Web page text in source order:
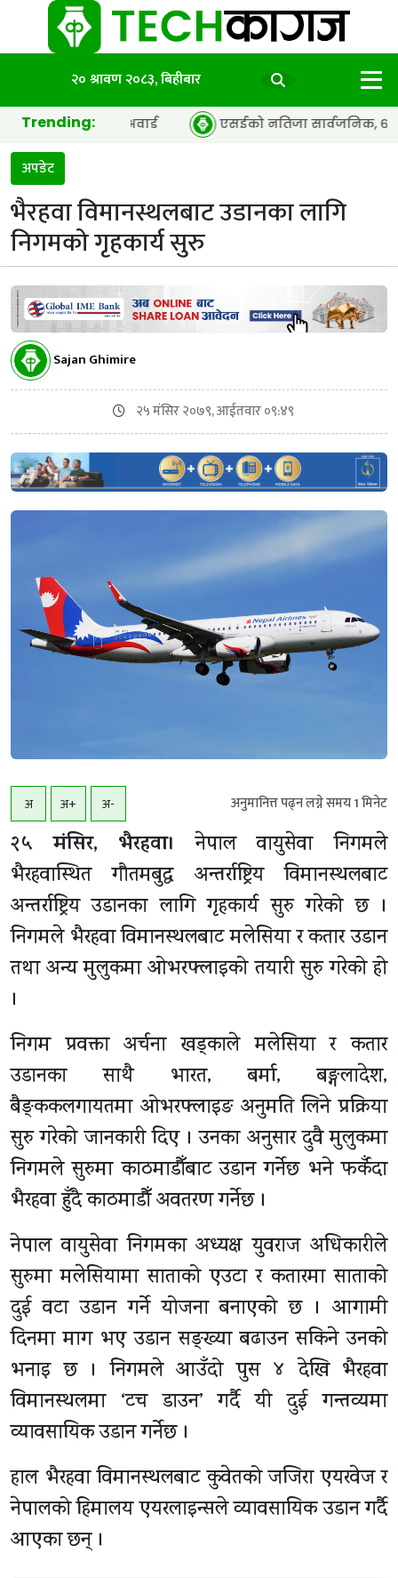
२० श्रावण २०८३, बिहीबार
Trending:
इयर’ अवार्ड एसईको नतिजा सार्वजनिक, ६५.९८ प्रतिशत
अपडेट
भैरहवा विमानस्थलबाट उडानका लागि
निगमको गृहकार्य सुरु
Sajan Ghimire
२५ मंसिर २०७९, आईतवार ०९:४९
अ अ+ अ- अनुमानित्त पढ्न लग्ने समय1मिनेट
२५ मंसिर, भैरहवा। नेपाल वायुसेवा निगमले
भैरहवास्थित गौतमबुद्ध अन्तर्राष्ट्रिय विमानस्थलबाट
अन्तर्राष्ट्रिय उडानका लागि गृहकार्य सुरु गरेको छ ।
निगमले भैरहवा विमानस्थलबाट मलेसिया र कतार उडान
तथा अन्य मुलुकमा ओभरफ्लाइको तयारी सुरु गरेको हो
।
निगम प्रवक्ता अर्चना खड्काले मलेसिया र कतार
उडानका साथै भारत, बर्मा, बङ्गलादेश,
बैङ्ककलगायतमा ओभरफ्लाइङ अनुमति लिने प्रक्रिया
सुरु गरेको जानकारी दिए । उनका अनुसार दुवै मुलुकमा
निगमले सुरुमा काठमाडौँबाट उडान गर्नेछ भने फर्कँदा
भैरहवा हुँदै काठमाडौँ अवतरण गर्नेछ ।
नेपाल वायुसेवा निगमका अध्यक्ष युवराज अधिकारीले
सुरुमा मलेसियामा साताको एउटा र कतारमा साताको
दुई वटा उडान गर्ने योजना बनाएको छ । आगामी
दिनमा माग भए उडान सङ्ख्या बढाउन सकिने उनको
भनाइ छ । निगमले आउँदो पुस ४ देखि भैरहवा
विमानस्थलमा ‘टच डाउन’ गर्दै यी दुई गन्तव्यमा
व्यावसायिक उडान गर्नेछ ।
हाल भैरहवा विमानस्थलबाट कुवेतको जजिरा एयरवेज र
नेपालको हिमालय एयरलाइन्सले व्यावसायिक उडान गर्दै
आएका छन् ।